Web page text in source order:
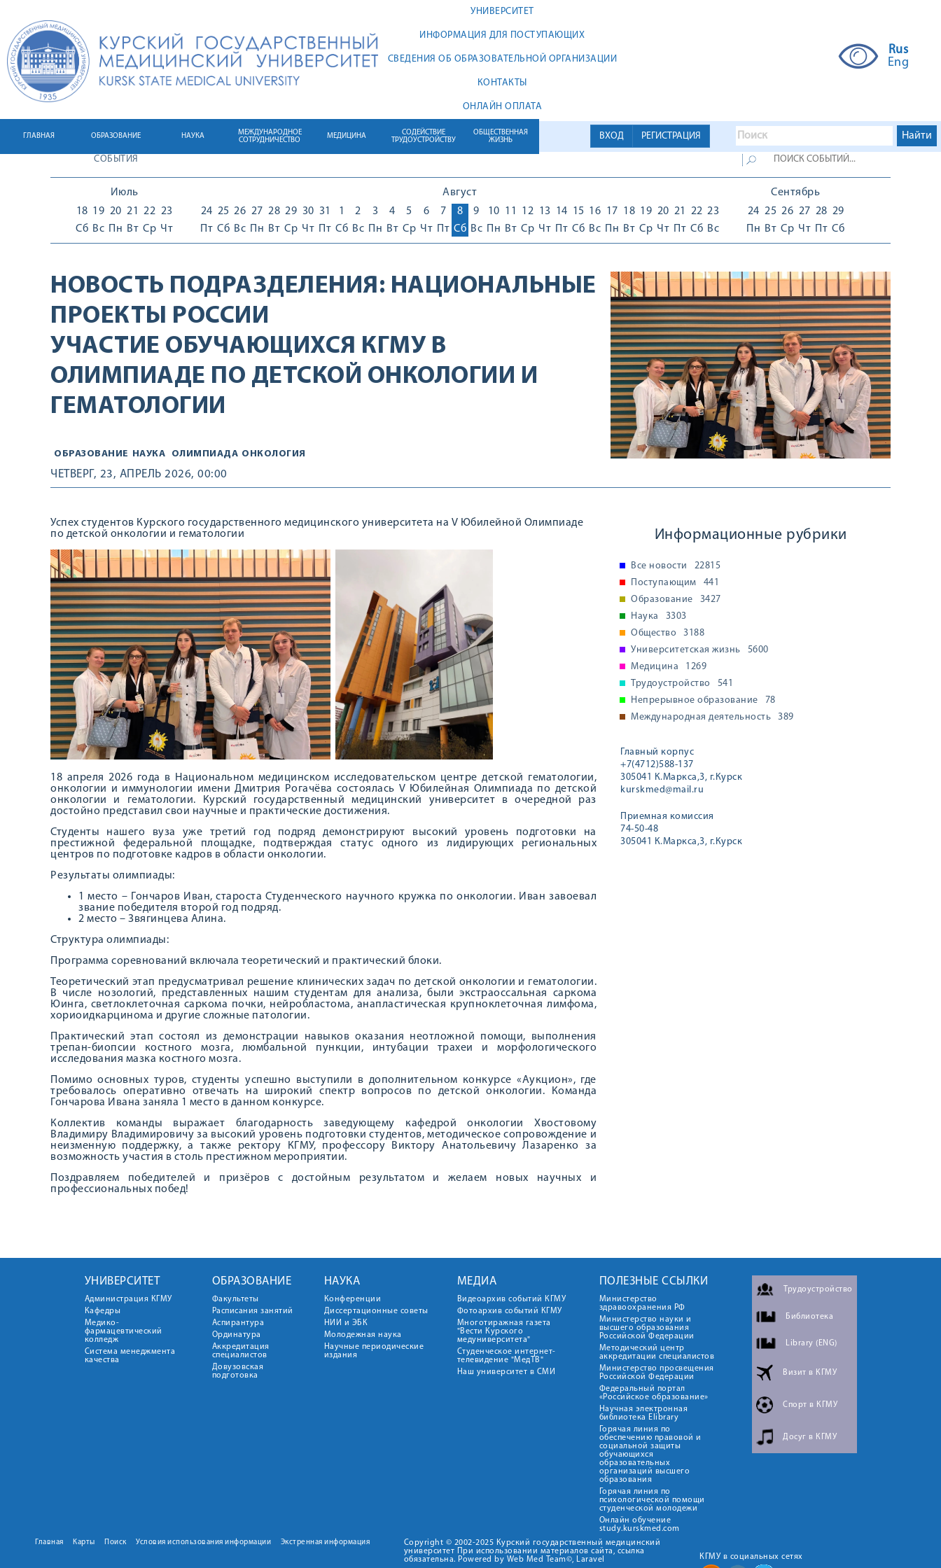
УНИВЕРСИТЕТ
ИНФОРМАЦИЯ ДЛЯ ПОСТУПАЮЩИХ
СВЕДЕНИЯ ОБ ОБРАЗОВАТЕЛЬНОЙ ОРГАНИЗАЦИИ
КОНТАКТЫ
ОНЛАЙН ОПЛАТА
Rus
Eng
ВХОД РЕГИСТРАЦИЯ
ГЛАВНАЯ ОБРАЗОВАНИЕ НАУКА
МЕЖДУНАРОДНОЕ
СОТРУДНИЧЕСТВО
МЕДИЦИНА
СОДЕЙСТВИЕ
ТРУДОУСТРОЙСТВУ
ОБЩЕСТВЕННАЯ
ЖИЗНЬ
СОБЫТИЯ
Июль
18
Сб
19
Вс
20
Пн
21
Вт
22
Ср
23
Чт
Август
24
Пт
25
Сб
26
Вс
27
Пн
28
Вт
29
Ср
30
Чт
31
Пт
1
Сб
2
Вс
3
Пн
4
Вт
5
Ср
6
Чт
7
Пт
8
Сб
9
Вс
10
Пн
11
Вт
12
Ср
13
Чт
14
Пт
15
Сб
16
Вс
17
Пн
18
Вт
19
Ср
20
Чт
21
Пт
22
Сб
23
Вс
Сентябрь
24
Пн
25
Вт
26
Ср
27
Чт
28
Пт
29
Сб
НОВОСТЬ ПОДРАЗДЕЛЕНИЯ: НАЦИОНАЛЬНЫЕ
ПРОЕКТЫ РОССИИ
УЧАСТИЕ ОБУЧАЮЩИХСЯ КГМУ В
ОЛИМПИАДЕ ПО ДЕТСКОЙ ОНКОЛОГИИ И
ГЕМАТОЛОГИИ
ОБРАЗОВАНИЕ НАУКА ОЛИМПИАДА ОНКОЛОГИЯ
ЧЕТВЕРГ, 23, АПРЕЛЬ 2026, 00:00
Успех студентов Курского государственного медицинского университета на V Юбилейной Олимпиаде
по детской онкологии и гематологии
18 апреля 2026 года в Национальном медицинском исследовательском центре детской гематологии,
онкологии и иммунологии имени Дмитрия Рогачёва состоялась V Юбилейная Олимпиада по детской
онкологии и гематологии. Курский государственный медицинский университет в очередной раз
достойно представил свои научные и практические достижения.
Студенты нашего вуза уже третий год подряд демонстрируют высокий уровень подготовки на
престижной федеральной площадке, подтверждая статус одного из лидирующих региональных
центров по подготовке кадров в области онкологии.
Результаты олимпиады:
1 место – Гончаров Иван, староста Студенческого научного кружка по онкологии. Иван завоевал
звание победителя второй год подряд.
2 место – Звягинцева Алина.
Структура олимпиады:
Программа соревнований включала теоретический и практический блоки.
Теоретический этап предусматривал решение клинических задач по детской онкологии и гематологии.
В числе нозологий, представленных нашим студентам для анализа, были экстраоссальная саркома
Юинга, светлоклеточная саркома почки, нейробластома, анапластическая крупноклеточная лимфома,
хориоидкарцинома и другие сложные патологии.
Практический этап состоял из демонстрации навыков оказания неотложной помощи, выполнения
трепан-биопсии костного мозга, люмбальной пункции, интубации трахеи и морфологического
исследования мазка костного мозга.
Помимо основных туров, студенты успешно выступили в дополнительном конкурсе «Аукцион», где
требовалось оперативно отвечать на широкий спектр вопросов по детской онкологии. Команда
Гончарова Ивана заняла 1 место в данном конкурсе.
Коллектив команды выражает благодарность заведующему кафедрой онкологии Хвостовому
Владимиру Владимировичу за высокий уровень подготовки студентов, методическое сопровождение и
неизменную поддержку, а также ректору КГМУ, профессору Виктору Анатольевичу Лазаренко за
возможность участия в столь престижном мероприятии.
Поздравляем победителей и призёров с достойным результатом и желаем новых научных и
профессиональных побед!
Информационные рубрики
Все новости
22815
Поступающим
441
Образование
3427
Наука
3303
Общество
3188
Университетская жизнь
5600
Медицина
1269
Трудоустройство
541
Непрерывное образование
78
Международная деятельность
389
Главный корпус
+7(4712)588-137
305041 К.Маркса,3, г.Курск
kurskmed@mail.ru
Приемная комиссия
74-50-48
305041 К.Маркса,3, г.Курск
УНИВЕРСИТЕТ
Администрация КГМУ
Кафедры
Медико-
фармацевтический
колледж
Система менеджмента
качества
ОБРАЗОВАНИЕ
Факультеты
Расписания занятий
Аспирантура
Ординатура
Аккредитация
специалистов
Довузовская
подготовка
НАУКА
Конференции
Диссертационные советы
НИИ и ЭБК
Молодежная наука
Научные периодические
издания
МЕДИА
Видеоархив событий КГМУ
Фотоархив событий КГМУ
Многотиражная газета
"Вести Курского
медуниверситета"
Студенческое интернет-
телевидение "МедТВ"
Наш университет в СМИ
ПОЛЕЗНЫЕ ССЫЛКИ
Министерство
здравоохранения РФ
Министерство науки и
высшего образования
Российской Федерации
Методический центр
аккредитации специалистов
Министерство просвещения
Российской Федерации
Федеральный портал
«Российское образование»
Научная электронная
библиотека Elibrary
Горячая линия по
обеспечению правовой и
социальной защиты
обучающихся
образовательных
организаций высшего
образования
Горячая линия по
психологической помощи
студенческой молодежи
Онлайн обучение
study.kurskmed.com
Трудоустройство
Библиотека
Library (ENG)
Визит в КГМУ
Спорт в КГМУ
Досуг в КГМУ
Главная Карты Поиск Условия использования информации Экстренная информация
Copyright © 2002-2025 Курский государственный медицинский
университет При использовании материалов сайта, ссылка
обязательна. Powered by Web Med Team©, Laravel
КГМУ в социальных сетях